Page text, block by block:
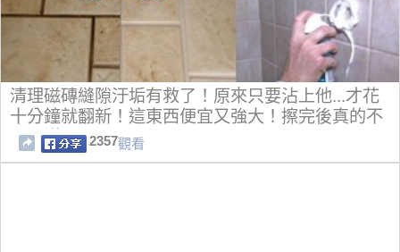
清理磁磚縫隙汙垢有救了！原來只要沾上他...才花
十分鐘就翻新！這東西便宜又強大！擦完後真的不
可思議！
2357觀看